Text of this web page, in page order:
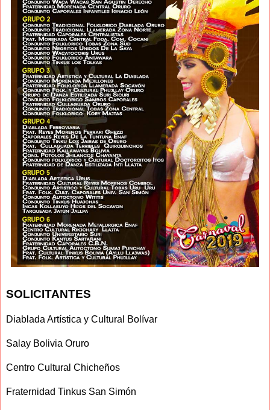
SOLICITANTES
Diablada Artística y Cultural Bolívar
Salay Bolivia Oruro
Centro Cultural Chicheños
Fraternidad Tinkus San Simón